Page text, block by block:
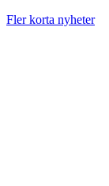
Fler korta nyheter